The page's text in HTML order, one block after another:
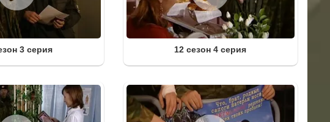
3 серия 12 сезон 4 серия